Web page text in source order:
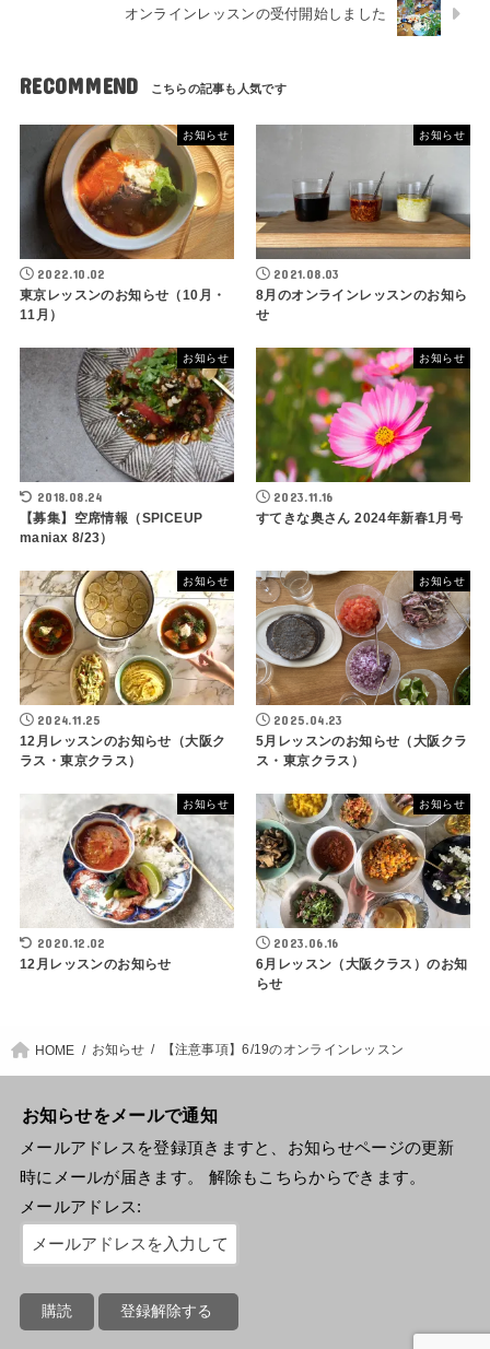
オンラインレッスンの受付開始しました
RECOMMEND
お知らせ
2022.10.02
東京レッスンのお知らせ（10月・
11月）
お知らせ
2021.08.03
8月のオンラインレッスンのお知ら
せ
お知らせ
2018.08.24
【募集】空席情報（SPICEUP
maniax 8/23）
お知らせ
2023.11.16
すてきな奥さん 2024年新春1月号
お知らせ
2024.11.25
12月レッスンのお知らせ（大阪ク
ラス・東京クラス）
お知らせ
2025.04.23
5月レッスンのお知らせ（大阪クラ
ス・東京クラス）
お知らせ
2020.12.02
12月レッスンのお知らせ
お知らせ
2023.06.16
6月レッスン（大阪クラス）のお知
らせ
HOME お知らせ 【注意事項】6/19のオンラインレッスン
お知らせをメールで通知
メールアドレスを登録頂きますと、お知らせページの更新
時にメールが届きます。 解除もこちらからできます。
メールアドレス: